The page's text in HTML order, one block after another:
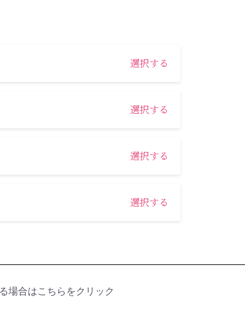
選択する
選択する
選択する
選択する
場合はこちらをクリック